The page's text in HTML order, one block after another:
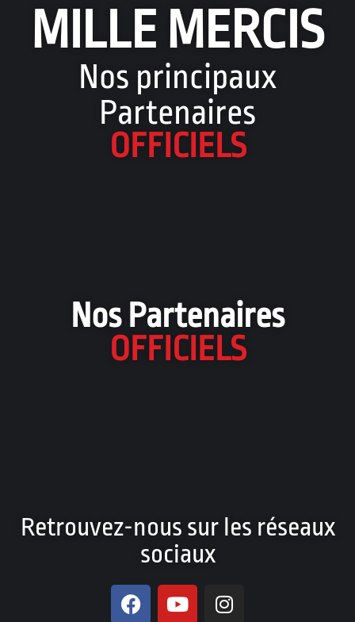
MILLE MERCIS
Nos principaux
Partenaires
OFFICIELS
Nos Partenaires
OFFICIELS
Retrouvez-nous sur les réseaux
sociaux